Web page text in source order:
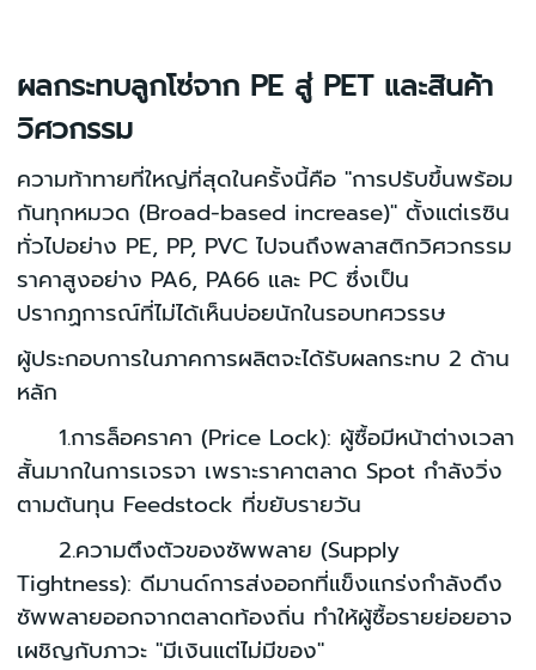
ผลกระทบลูกโซ่จาก PE สู่ PET และสินค้า
วิศวกรรม
ความท้าทายที่ใหญ่ที่สุดในครั้งนี้คือ "การปรับขึ้นพร้อม
กันทุกหมวด (Broad-based increase)" ตั้งแต่เรซิน
ทั่วไปอย่าง PE, PP, PVC ไปจนถึงพลาสติกวิศวกรรม
ราคาสูงอย่าง PA6, PA66 และ PC ซึ่งเป็น
ปรากฏการณ์ที่ไม่ได้เห็นบ่อยนักในรอบทศวรรษ
ผู้ประกอบการในภาคการผลิตจะได้รับผลกระทบ 2 ด้าน
หลัก
1.การล็อคราคา (Price Lock): ผู้ซื้อมีหน้าต่างเวลา
สั้นมากในการเจรจา เพราะราคาตลาด Spot กำลังวิ่ง
ตามต้นทุน Feedstock ที่ขยับรายวัน
2.ความตึงตัวของซัพพลาย (Supply
Tightness): ดีมานด์การส่งออกที่แข็งแกร่งกำลังดึง
ซัพพลายออกจากตลาดท้องถิ่น ทำให้ผู้ซื้อรายย่อยอาจ
เผชิญกับภาวะ "มีเงินแต่ไม่มีของ"